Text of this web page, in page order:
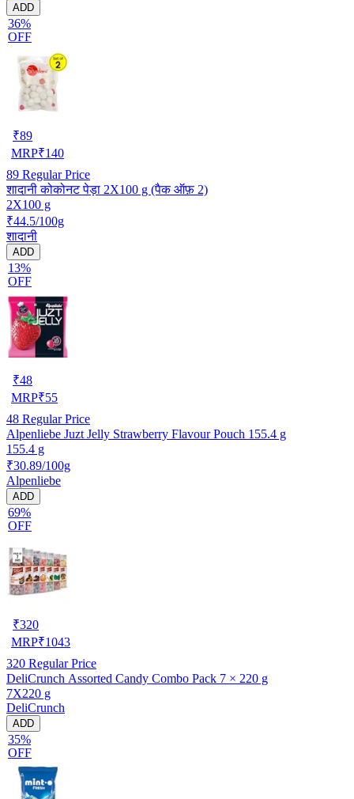
ADD
36%
OFF
₹89
MRP₹140
89 Regular Price
शादानी कोकोनट पेड़ा 2X100 g (पैक ऑफ़ 2)
2X100 g
₹44.5/100g
शादानी
ADD
13%
OFF
₹48
MRP₹55
48 Regular Price
Alpenliebe Juzt Jelly Strawberry Flavour Pouch 155.4 g
155.4 g
₹30.89/100g
Alpenliebe
ADD
69%
OFF
₹320
MRP₹1043
320 Regular Price
DeliCrunch Assorted Candy Combo Pack 7 × 220 g
7X220 g
DeliCrunch
ADD
35%
OFF